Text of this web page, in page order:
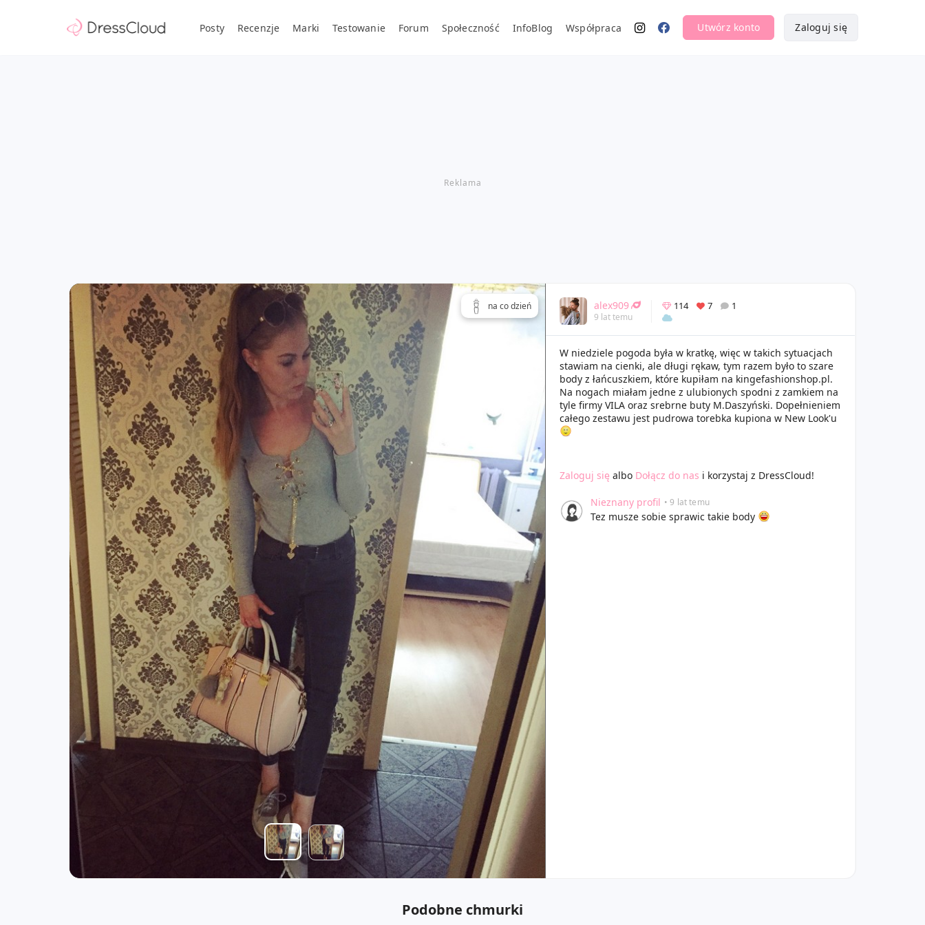
Posty Recenzje Marki Testowanie Forum Społeczność InfoBlog Współpraca Utwórz konto Zaloguj się
na co dzień alex909
9 lat temu
114 7 1
W niedziele pogoda była w kratkę, więc w takich sytuacjach
stawiam na cienki, ale długi rękaw, tym razem było to szare
body z łańcuszkiem, które kupiłam na kingefashionshop.pl.
Na nogach miałam jedne z ulubionych spodni z zamkiem na
tyle firmy VILA oraz srebrne buty M.Daszyński. Dopełnieniem
całego zestawu jest pudrowa torebka kupiona w New Look'u
Zaloguj się albo Dołącz do nas i korzystaj z DressCloud!
Nieznany profil • 9 lat temu
Tez musze sobie sprawic takie body
Podobne chmurki